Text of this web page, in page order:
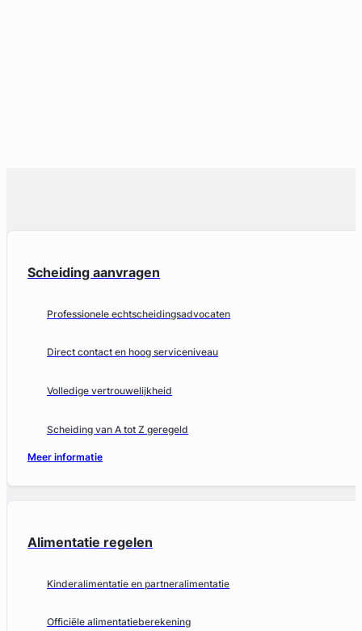
Scheiding aanvragen
Professionele echtscheidingsadvocaten
Direct contact en hoog serviceniveau
Volledige vertrouwelijkheid
Scheiding van A tot Z geregeld
Meer informatie
Alimentatie regelen
Kinderalimentatie en partneralimentatie
Officiële alimentatieberekening